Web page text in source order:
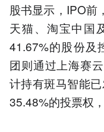
股书显示，IPO前
天猫、淘宝中国
41.67%的股份及
团则通过上海赛
计持有斑马智能
35.48%的投票权